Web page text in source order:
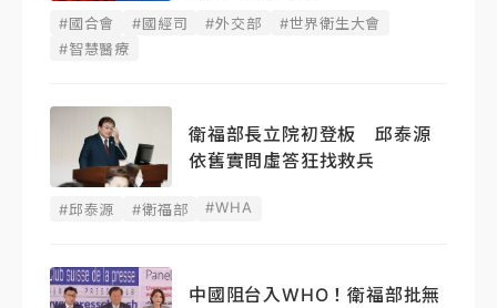
#國合會 #國經司 #外交部
#世界衛生大會
#智慧醫療
衛福部長立院初登板 邱泰源
依舊實問虛答狂找救兵
#邱泰源 #衛福部 #WHA
中國阻台入WHO！衛福部批無